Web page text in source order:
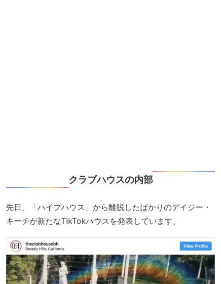
クラブハウスの内部
先日、「ハイプハウス」から離脱したばかりのデイジー・
キーチが新たなTikTokハウスを発表しています。